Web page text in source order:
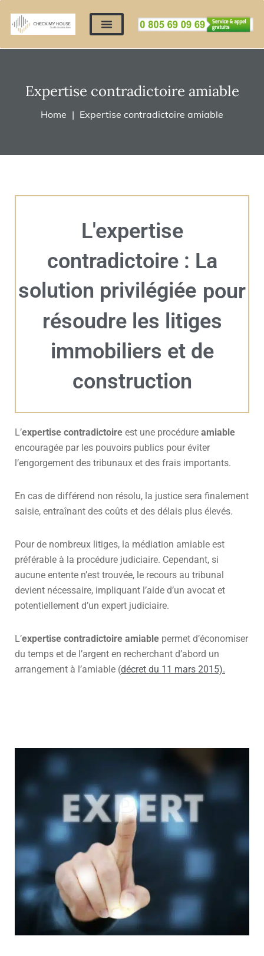
Expertise contradictoire amiable
Home Expertise contradictoire amiable
L'expertise
contradictoire : La
solution privilégiée pour
résoudre les litiges
immobiliers et de
construction
L’expertise contradictoire est une procédure amiable
encouragée par les pouvoirs publics pour éviter
l’engorgement des tribunaux et des frais importants.
En cas de différend non résolu, la justice sera finalement
saisie, entraînant des coûts et des délais plus élevés.
Pour de nombreux litiges, la médiation amiable est
préférable à la procédure judiciaire. Cependant, si
aucune entente n’est trouvée, le recours au tribunal
devient nécessaire, impliquant l’aide d’un avocat et
potentiellement d’un expert judiciaire.
L’expertise contradictoire amiable permet d’économiser
du temps et de l’argent en recherchant d’abord un
arrangement à l’amiable (décret du 11 mars 2015).